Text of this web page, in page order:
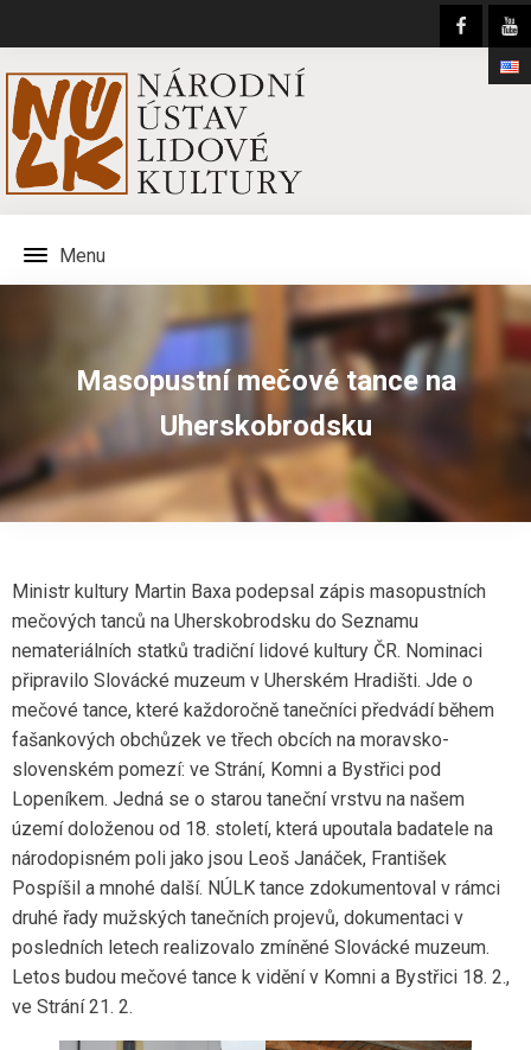
Menu
Masopustní mečové tance na
Uherskobrodsku
Ministr kultury Martin Baxa podepsal zápis masopustních
mečových tanců na Uherskobrodsku do Seznamu
nemateriálních statků tradiční lidové kultury ČR. Nominaci
připravilo Slovácké muzeum v Uherském Hradišti. Jde o
mečové tance, které každoročně tanečníci předvádí během
fašankových obchůzek ve třech obcích na moravsko-
slovenském pomezí: ve Strání, Komni a Bystřici pod
Lopeníkem. Jedná se o starou taneční vrstvu na našem
území doloženou od 18. století, která upoutala badatele na
národopisném poli jako jsou Leoš Janáček, František
Pospíšil a mnohé další. NÚLK tance zdokumentoval v rámci
druhé řady mužských tanečních projevů, dokumentaci v
posledních letech realizovalo zmíněné Slovácké muzeum.
Letos budou mečové tance k vidění v Komni a Bystřici 18. 2.,
ve Strání 21. 2.